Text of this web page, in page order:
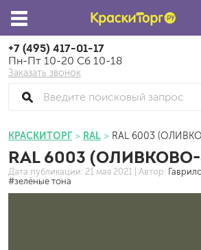
+7 (495) 417-01-17
Пн-Пт 10-20 Сб 10-18
Заказать звонок
КРАСКИТОРГ RAL RAL 6003
RAL 6003
Дата публикации: 21 мая 2021 | Автор:
#зелёные тона